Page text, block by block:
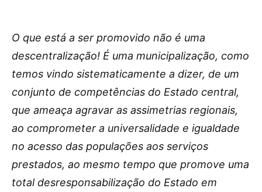
O que está a ser promovido não é uma
descentralização! É uma municipalização, como
temos vindo sistematicamente a dizer, de um
conjunto de competências do Estado central,
que ameaça agravar as assimetrias regionais,
ao comprometer a universalidade e igualdade
no acesso das populações aos serviços
prestados, ao mesmo tempo que promove uma
total desresponsabilização do Estado em